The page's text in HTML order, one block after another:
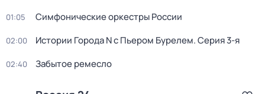
01:05 Симфонические оркестры России
02:00 Истории Города N с Пьером Бурелем. Серия 3-я
02:40 Забытое ремесло